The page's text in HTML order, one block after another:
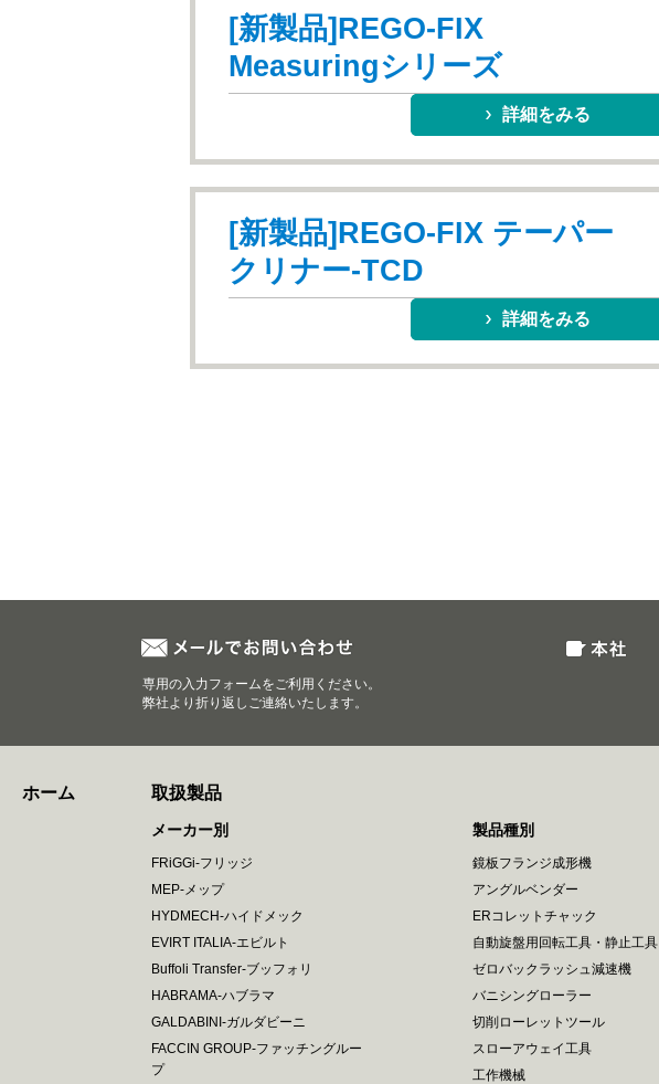
[新製品]REGO-FIX
Measuringシリーズ
詳細をみる
[新製品]REGO-FIX テーパー
クリナー-TCD
詳細をみる
専用の入力フォームをご利用ください。
弊社より折り返しご連絡いたします。
ホーム 取扱製品
メーカー別
FRiGGi-フリッジ
MEP-メップ
HYDMECH-ハイドメック
EVIRT ITALIA-エビルト
Buffoli Transfer-ブッフォリ
HABRAMA-ハブラマ
GALDABINI-ガルダビーニ
FACCIN GROUP-ファッチングルー
プ
製品種別
鏡板フランジ成形機
アングルベンダー
ERコレットチャック
自動旋盤用回転工具・静止工具
ゼロバックラッシュ減速機
バニシングローラー
切削ローレットツール
スローアウェイ工具
工作機械